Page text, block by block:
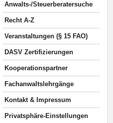
Anwalts-/Steuerberatersuche
Recht A-Z
Veranstaltungen (§ 15 FAO)
DASV Zertifizierungen
Kooperationspartner
Fachanwaltslehrgänge
Kontakt & Impressum
Privatsphäre-Einstellungen